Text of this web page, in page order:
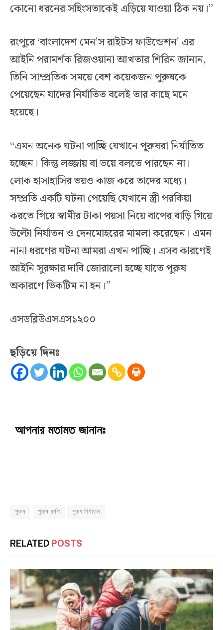
কোনো ধরনের সহিংসতাকেই এড়িয়ে যাওয়া ঠিক নয়।”
রংপুরে ‘বাংলাদেশ মেন’স রাইটস ফাউন্ডেশন’ এর
আইনি পরামর্শক রিজওয়ানা আখতার শিরিন জানান,
তিনি সাম্প্রতিক সময়ে বেশ কয়েকজন পুরুষকে
পেয়েছেন যাদের নির্যাতিত বলেই তার কাছে মনে
হয়েছে।
“এমন অনেক ঘটনা পাচ্ছি যেখানে পুরুষরা নির্যাতিত
হচ্ছেন। কিন্তু লজ্জায় বা ভয়ে বলতে পারছেন না।
লোক হাসাহাসির ভয়ও কাজ করে তাদের মধ্যে।
সম্প্রতি একটি ঘটনা পেয়েছি যেখানে স্ত্রী পরকিয়া
করতে গিয়ে স্বামীর টাকা পয়সা নিয়ে বাপের বাড়ি গিয়ে
উল্টো নির্যাতন ও দেনমোহরের মামলা করেছেন। এমন
নানা ধরণের ঘটনা আমরা এখন পাচ্ছি। এসব কারণেই
আইনি সুরক্ষার দাবি জোরালো হচ্ছে যাতে পুরুষ
অকারণে ভিকটিম না হন।”
এসডব্লিউএসএস১২০০
ছড়িয়ে দিনঃ
আপনার মতামত জানানঃ
পুরুষ পুরুষ ধর্ষণ পুরুষ নির্যাতন
RELATED POSTS